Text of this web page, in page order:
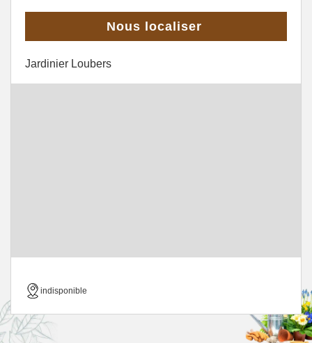
Nous localiser
Jardinier Loubers
indisponible